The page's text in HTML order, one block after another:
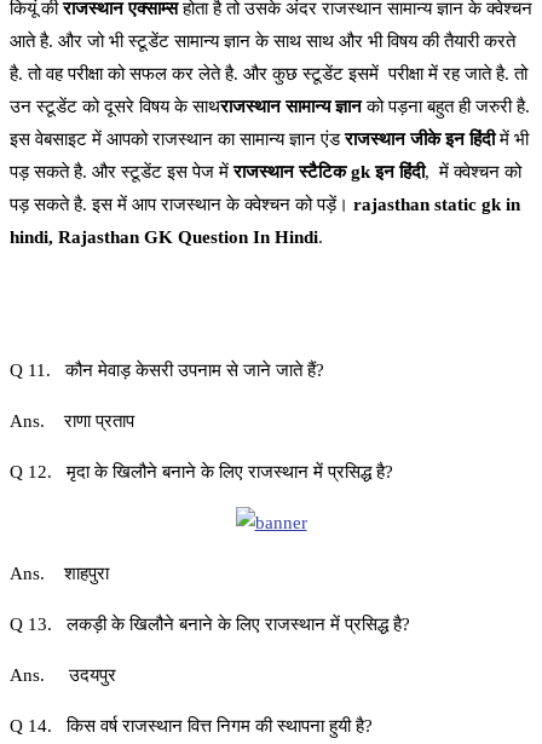
कियूं कीराजस्थान एक्साम्सहोता है तो उसके अंदर राजस्थान सामान्य ज्ञान के क्वेश्चन
आते है. और जो भी स्टूडेंट सामान्य ज्ञान के साथ साथ और भी विषय की तैयारी करते
है. तो वह परीक्षा को सफल कर लेते है. और कुछ स्टूडेंट इसमें परीक्षा में रह जाते है. तो
उन स्टूडेंट को दूसरे विषय के साथराजस्थान सामान्य ज्ञानको पड़ना बहुत ही जरुरी है.
इस वेबसाइट में आपको राजस्थान का सामान्य ज्ञान एंडराजस्थान जीके इन हिंदीमें भी
पड़ सकते है. और स्टूडेंट इस पेज मेंराजस्थान स्टैटिक gk इन हिंदी, में क्वेश्चन को
पड़ सकते है. इस में आप राजस्थान के क्वेश्चन को पड़ें। rajasthan static gk in
hindi, Rajasthan GK Question In Hindi.
Q 11. कौन मेवाड़ केसरी उपनाम से जाने जाते हैं?
Ans. राणा प्रताप
Q 12. मृदा के खिलौने बनाने के लिए राजस्थान में प्रसिद्ध है?
Ans. शाहपुरा
Q 13. लकड़ी के खिलौने बनाने के लिए राजस्थान में प्रसिद्ध है?
Ans. उदयपुर
Q 14. किस वर्ष राजस्थान वित्त निगम की स्थापना हुयी है?